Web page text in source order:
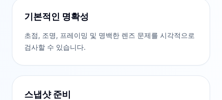
기본적인 명확성
초점, 조명, 프레이밍 및 명백한 렌즈 문제를 시각적으로
검사할 수 있습니다.
스냅샷 준비